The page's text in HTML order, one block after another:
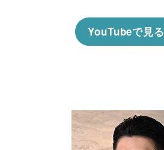
YouTubeで見る